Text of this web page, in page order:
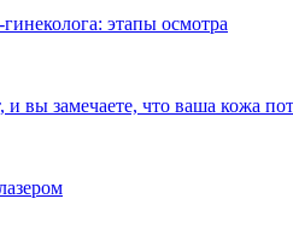
этапы осмотра
вы замечаете, что ваша кожа